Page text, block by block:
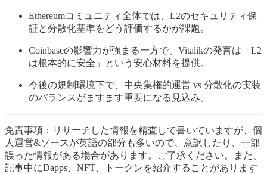
Ethereumコミュニティ全体では、L2のセキュリティ保
証と分散化基準をどう評価するかが課題。
Coinbaseの影響力が強まる一方で、Vitalikの発言は「L2
は根本的に安全」という安心材料を提供。
今後の規制環境下で、中央集権的運営 vs 分散化の実装
のバランスがますます重要になる見込み。
免責事項：リサーチした情報を精査して書いていますが、個
人運営&ソースが英語の部分も多いので、意訳したり、一部
誤った情報がある場合があります。ご了承ください。また、
記事中にDapps、NFT、トークンを紹介することがあります